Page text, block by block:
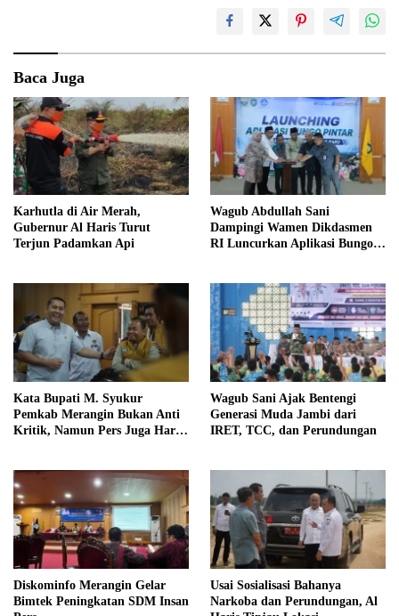
Baca Juga
Karhutla di Air Merah,
Gubernur Al Haris Turut
Terjun Padamkan Api
Wagub Abdullah Sani
Dampingi Wamen Dikdasmen
RI Luncurkan Aplikasi Bungo
Kata Bupati M. Syukur
Pemkab Merangin Bukan Anti
Kritik, Namun Pers Juga Harus
Wagub Sani Ajak Bentengi
Generasi Muda Jambi dari
IRET, TCC, dan Perundungan
Diskominfo Merangin Gelar
Bimtek Peningkatan SDM Insan
Usai Sosialisasi Bahanya
Narkoba dan Perundungan, Al